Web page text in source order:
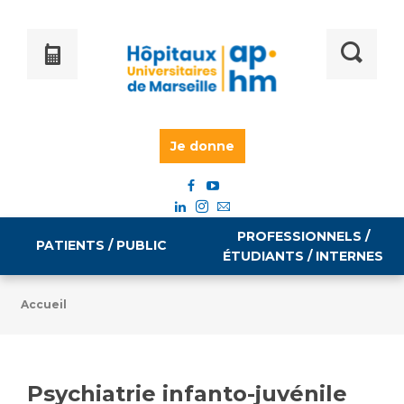
Je donne
PATIENTS / PUBLIC
PROFESSIONNELS /
ÉTUDIANTS / INTERNES
Emploi / formation
Accueil
Psychiatrie infanto-juvénile